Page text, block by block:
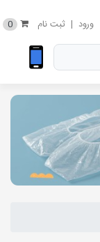
ورود | ثبت نام 0